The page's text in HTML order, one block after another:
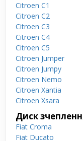
Citroen C1
Citroen C2
Citroen C3
Citroen C4
Citroen C5
Citroen Jumper
Citroen Jumpy
Citroen Nemo
Citroen Xantia
Citroen Xsara
Диск
Fiat Croma
Fiat Ducato